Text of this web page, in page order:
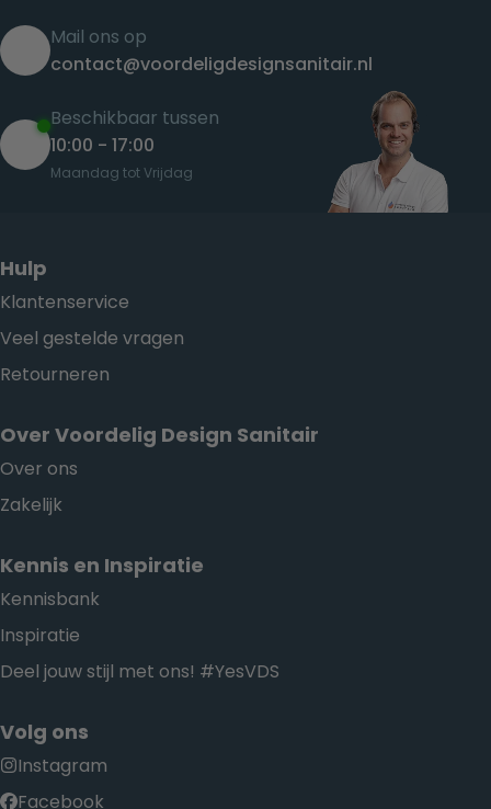
Mail ons op
contact@voordeligdesignsanitair.nl
Beschikbaar tussen
10:00 - 17:00
Maandag tot Vrijdag
Hulp
Klantenservice
Veel gestelde vragen
Retourneren
Over Voordelig Design Sanitair
Over ons
Zakelijk
Kennis en Inspiratie
Kennisbank
Inspiratie
Deel jouw stijl met ons! #YesVDS
Volg ons
Instagram
Facebook